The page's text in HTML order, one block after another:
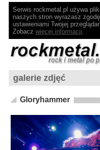
Serwis rockmetal.pl używa
naszych stron wyrażasz
ustawieniami Twojej
Zobacz więcej informacji.
galerie zdjęć
Gloryhammer